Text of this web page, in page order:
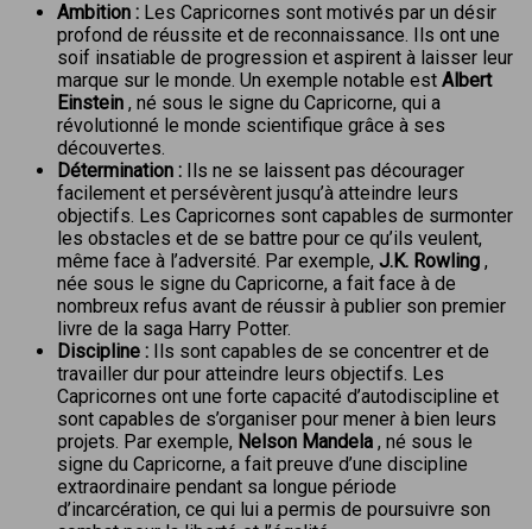
Ambition : Les Capricornes sont motivés par un désir
profond de réussite et de reconnaissance. Ils ont une
soif insatiable de progression et aspirent à laisser leur
marque sur le monde. Un exemple notable est Albert
Einstein , né sous le signe du Capricorne, qui a
révolutionné le monde scientifique grâce à ses
découvertes.
Détermination :
Ils ne se laissent pas décourager
facilement et persévèrent jusqu’à atteindre leurs
objectifs. Les Capricornes sont capables de surmonter
les obstacles et de se battre pour ce qu’ils veulent,
même face à l’adversité. Par exemple, J.K. Rowling ,
née sous le signe du Capricorne, a fait face à de
nombreux refus avant de réussir à publier son premier
livre de la saga Harry Potter.
Discipline :
Ils sont capables de se concentrer et de
travailler dur pour atteindre leurs objectifs. Les
Capricornes ont une forte capacité d’autodiscipline et
sont capables de s’organiser pour mener à bien leurs
projets. Par exemple, Nelson Mandela , né sous le
signe du Capricorne, a fait preuve d’une discipline
extraordinaire pendant sa longue période
d’incarcération, ce qui lui a permis de poursuivre son